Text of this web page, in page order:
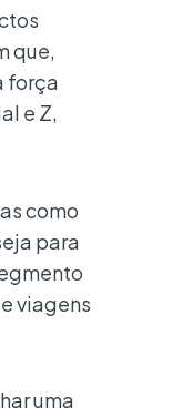
que,
força
e Z,
como
para
viagens
uma